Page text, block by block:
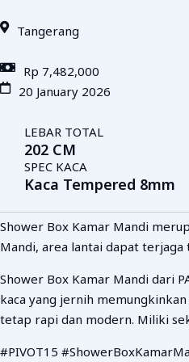
Tangerang
Rp 7,482,000
20 January 2026
LEBAR TOTAL
202 CM
SPEC KACA
Kaca Tempered 8mm
Shower Box Kamar Mandi
Mandi, area lantai dapat
Shower Box Kamar Mandi dari
kaca yang jernih
tetap rapi dan modern. Miliki
#PIVOT15